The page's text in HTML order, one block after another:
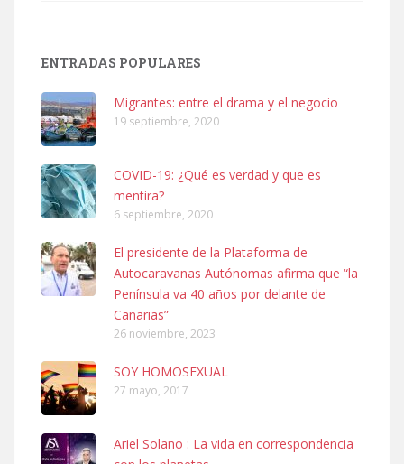
Leales.org » Gran Canaria
Adopcion
Busco casa de acogida para mi perrita ya que por temas de trabajo
no la puedo tener. Solo gente r...
Leales.org » Gran Canaria
4.7.2025
Gata joven encontrada
ENTRADAS POPULARES
Migrantes: entre el drama y el negocio
19 septiembre, 2020
COVID-19: ¿Qué es verdad y que es
mentira?
6 septiembre, 2020
El presidente de la Plataforma de
Autocaravanas Autónomas afirma que “la
Península va 40 años por delante de
Canarias”
26 noviembre, 2023
SOY HOMOSEXUAL
27 mayo, 2017
Ariel Solano : La vida en correspondencia